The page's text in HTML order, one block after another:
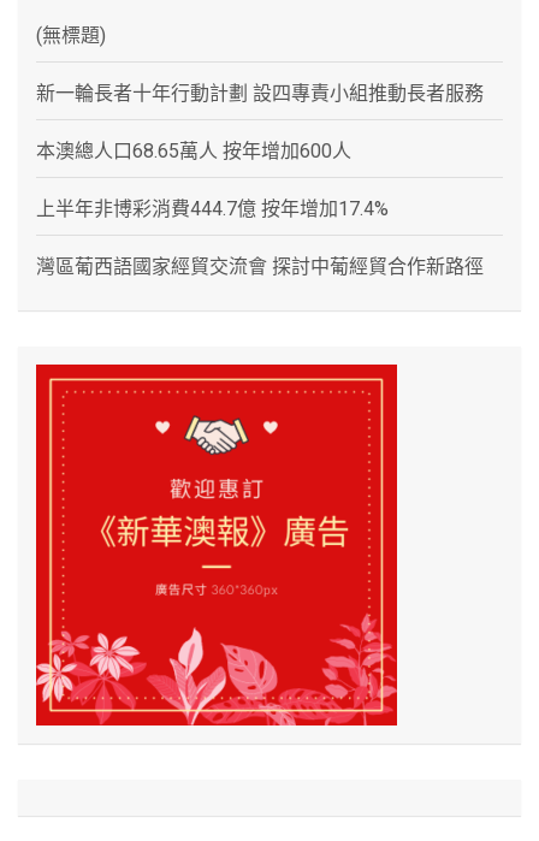
(無標題)
新一輪長者十年行動計劃 設四專責小組推動長者服務
本澳總人口68.65萬人 按年增加600人
上半年非博彩消費444.7億 按年增加17.4%
灣區葡西語國家經貿交流會 探討中葡經貿合作新路徑